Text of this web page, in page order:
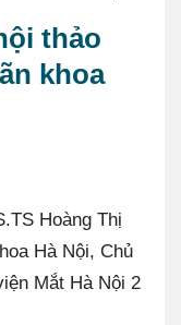
thảo
khoa
Hoàng Thị
Hà Nội, Chủ
Mắt Hà Nội 2